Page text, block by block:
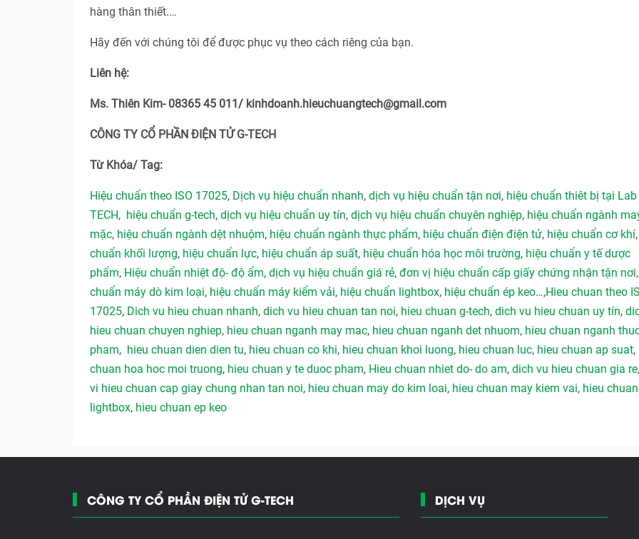
hàng thân thiết.…
Hãy đến với chúng tôi để được phục vụ theo cách riêng của bạn.
Liên hệ:
Ms. Thiên Kim- 08365 45 011/ kinhdoanh.hieuchuangtech@gmail.com
CÔNG TY CỔ PHẦN ĐIỆN TỬ G-TECH
Từ Khóa/ Tag:
Hiệu chuẩn theo ISO 17025, Dịch vụ hiệu chuẩn nhanh, dịch vụ hiệu chuẩn tận nơi, hiệu chuẩn thiêt bị tại Lab
TECH, hiệu chuẩn g-tech, dịch vụ hiệu chuẩn uy tín, dịch vụ hiệu chuẩn chuyên nghiệp, hiệu chuẩn ngành
mặc, hiệu chuẩn ngành dệt nhuộm, hiệu chuẩn ngành thực phẩm, hiệu chuẩn điện điện tử, hiệu chuẩn cơ khí,
chuẩn khối lượng, hiệu chuẩn lực, hiệu chuẩn áp suất, hiệu chuẩn hóa học môi trường, hiệu chuẩn y tế dược
phẩm, Hiệu chuẩn nhiệt độ- độ ẩm, dịch vụ hiệu chuẩn giá rẻ, đơn vị hiệu chuẩn cấp giấy chứng nhận tận nơi,
chuẩn máy dò kim loại, hiệu chuẩn máy kiểm vải, hiệu chuẩn lightbox, hiệu chuẩn ép keo…,Hieu chuan theo
17025, Dich vu hieu chuan nhanh, dich vu hieu chuan tan noi, hieu chuan g-tech, dich vu hieu chuan uy tín,
hieu chuan chuyen nghiep, hieu chuan nganh may mac, hieu chuan nganh det nhuom, hieu chuan nganh
pham, hieu chuan dien dien tu, hieu chuan co khi, hieu chuan khoi luong, hieu chuan luc, hieu chuan ap suat,
chuan hoa hoc moi truong, hieu chuan y te duoc pham, Hieu chuan nhiet do- do am, dich vu hieu chuan gia re,
vi hieu chuan cap giay chung nhan tan noi, hieu chuan may do kim loai, hieu chuan may kiem vai, hieu chuan
lightbox, hieu chuan ep keo
CÔNG TY CỔ PHẦN ĐIỆN TỬ G-TECH DỊCH VỤ